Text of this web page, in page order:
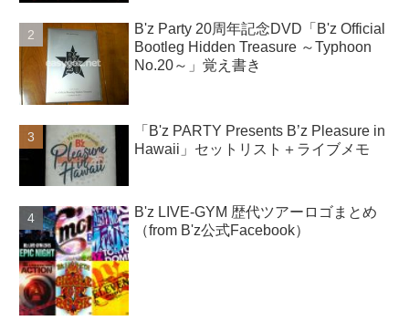
B'z Party 20周年記念DVD「B'z Official
Bootleg Hidden Treasure ～Typhoon
No.20～」覚え書き
「B'z PARTY Presents B’z Pleasure in
Hawaii」セットリスト＋ライブメモ
B'z LIVE-GYM 歴代ツアーロゴまとめ
（from B'z公式Facebook）